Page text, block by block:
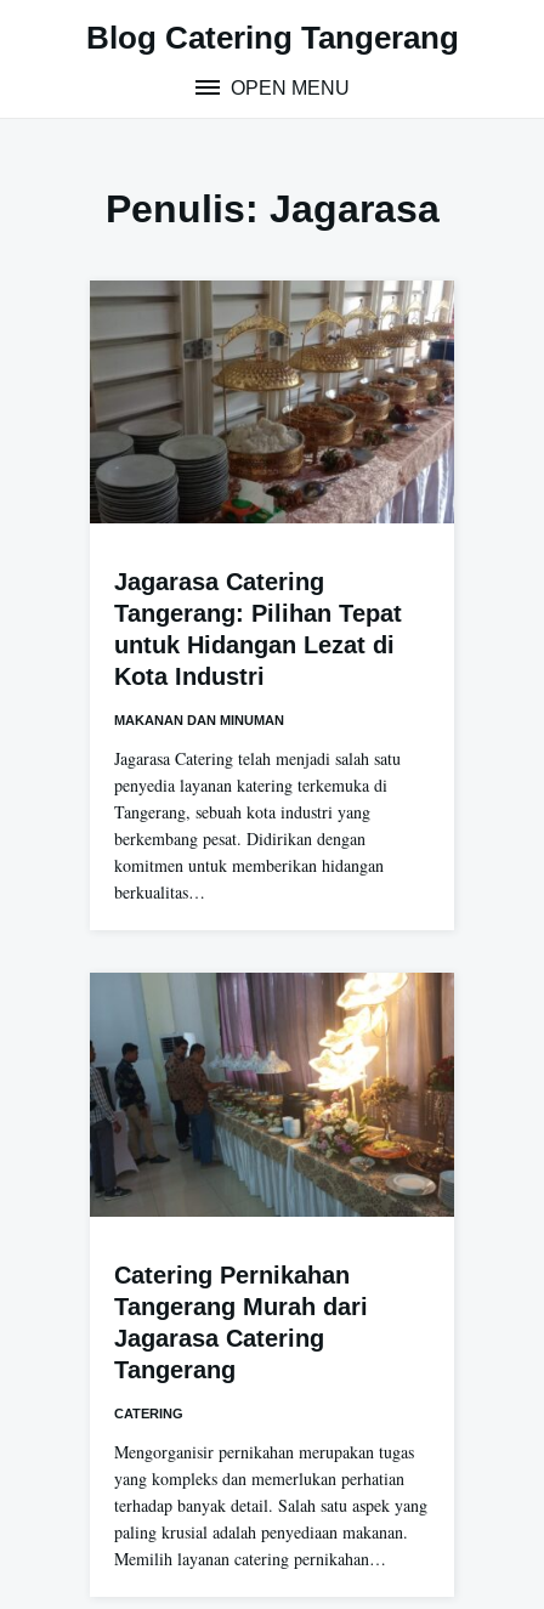
Blog Catering Tangerang
OPEN MENU
Penulis: Jagarasa
Jagarasa Catering
Tangerang: Pilihan Tepat
untuk Hidangan Lezat di
Kota Industri
MAKANAN DAN MINUMAN
Jagarasa Catering telah menjadi salah satu
penyedia layanan katering terkemuka di
Tangerang, sebuah kota industri yang
berkembang pesat. Didirikan dengan
komitmen untuk memberikan hidangan
berkualitas…
Catering Pernikahan
Tangerang Murah dari
Jagarasa Catering
Tangerang
CATERING
Mengorganisir pernikahan merupakan tugas
yang kompleks dan memerlukan perhatian
terhadap banyak detail. Salah satu aspek yang
paling krusial adalah penyediaan makanan.
Memilih layanan catering pernikahan…